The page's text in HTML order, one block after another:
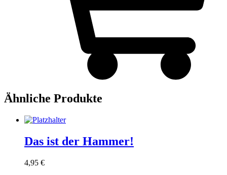
Ähnliche Produkte
Das ist der Hammer!
4,95 €